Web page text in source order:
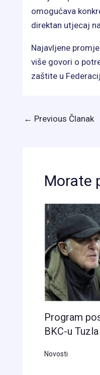
omogućava
direktan utjecaj
Najavljene
više govori o
zaštite u
← Previous Članak
Morate
Program
BKC-u
Novosti